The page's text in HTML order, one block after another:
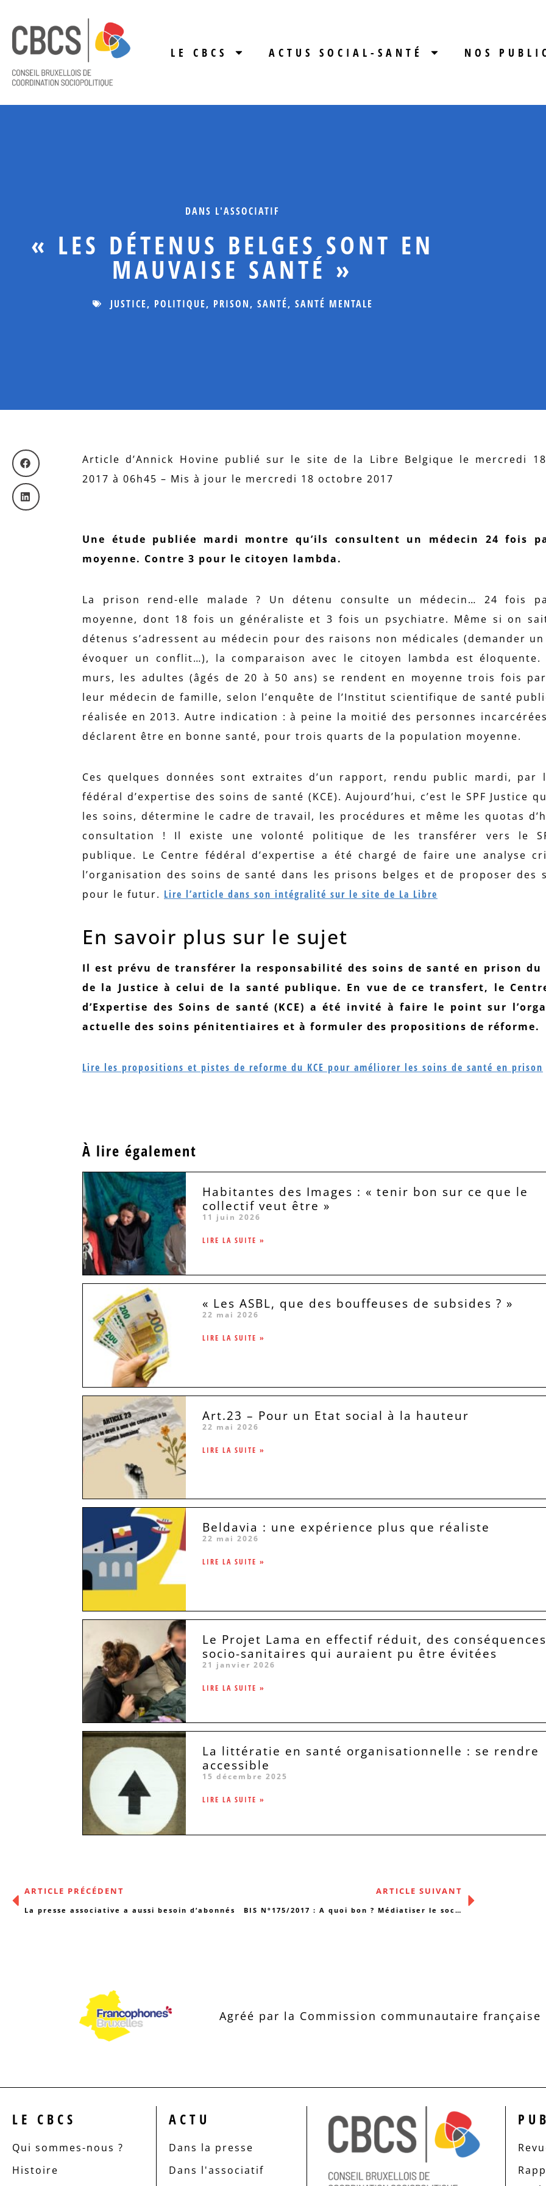
LE CBCS ACTUS SOCIAL-SANTÉ NOS
DANS L'ASSOCIATIF
« LES DÉTENUS BELGES SONT EN
MAUVAISE SANTÉ »
JUSTICE, POLITIQUE, PRISON, SANTÉ, SANTÉ MENTALE
Article d’Annick Hovine publié sur le site de la Libre Belgique le mercredi
2017 à 06h45 – Mis à jour le mercredi 18 octobre 2017
Une étude publiée mardi montre qu’ils consultent un médecin 24 fois
moyenne. Contre 3 pour le citoyen lambda.
La prison rend-elle malade ? Un détenu consulte un médecin… 24 fois
moyenne, dont 18 fois un généraliste et 3 fois un psychiatre. Même si on
détenus s’adressent au médecin pour des raisons non médicales (demander
évoquer un conflit…), la comparaison avec le citoyen lambda est éloquente.
murs, les adultes (âgés de 20 à 50 ans) se rendent en moyenne trois fois
leur médecin de famille, selon l’enquête de l’Institut scientifique de santé
réalisée en 2013. Autre indication : à peine la moitié des personnes
déclarent être en bonne santé, pour trois quarts de la population moyenne.
Ces quelques données sont extraites d’un rapport, rendu public mardi, par
fédéral d’expertise des soins de santé (KCE). Aujourd’hui, c’est le SPF Justice
les soins, détermine le cadre de travail, les procédures et même les quotas
consultation ! Il existe une volonté politique de les transférer vers le
publique. Le Centre fédéral d’expertise a été chargé de faire une analyse
l’organisation des soins de santé dans les prisons belges et de proposer des
pour le futur. Lire l’article dans son intégralité sur le site de La Libre
En savoir plus sur le sujet
Il est prévu de transférer la responsabilité des soins de santé en prison
de la Justice à celui de la santé publique. En vue de ce transfert, le
d’Expertise des Soins de santé (KCE) a été invité à faire le point sur
actuelle des soins pénitentiaires et à formuler des propositions de réforme.
Lire les propositions et pistes de reforme du KCE pour améliorer les soins de santé en prison
À lire également
Habitantes des Images : « tenir bon sur ce que le
collectif veut être »
11 juin 2026
LIRE LA SUITE »
« Les ASBL, que des bouffeuses de subsides ? »
22 mai 2026
LIRE LA SUITE »
Art.23 – Pour un Etat social à la hauteur
22 mai 2026
LIRE LA SUITE »
Beldavia : une expérience plus que réaliste
22 mai 2026
LIRE LA SUITE »
Le Projet Lama en effectif réduit, des conséquences
socio-sanitaires qui auraient pu être évitées
21 janvier 2026
LIRE LA SUITE »
La littératie en santé organisationnelle : se rendre
accessible
15 décembre 2025
LIRE LA SUITE »
ARTICLE PRÉCÉDENT
La presse associative a aussi besoin d’abonnés
ARTICLE SUIVANT
BIS N°175/2017 : A quoi bon ? Médiatiser le social…
Agréé par la Commission communautaire
LE CBCS
Qui sommes-nous ?
Histoire
ACTU
Dans la presse
Dans l'associatif